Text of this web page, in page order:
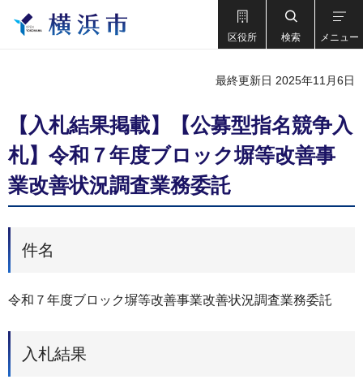
区役所 検索 メニュー
最終更新日 2025年11月6日
【入札結果掲載】【公募型指名競争入
札】令和７年度ブロック塀等改善事
業改善状況調査業務委託
件名
令和７年度ブロック塀等改善事業改善状況調査業務委託
入札結果